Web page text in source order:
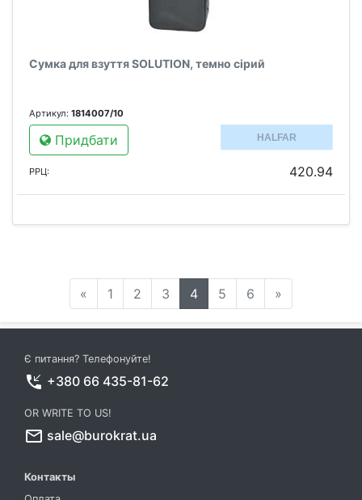
Сумка для взуття SOLUTION, темно сірий
Артикул: 1814007/10
Придбати
РРЦ: 420.94
« 1 2 3 4 5 6 »
Є питання? Телефонуйте!
phone_callback +380 66 435-81-62
OR WRITE TO US!
mail_outline sale@burokrat.ua
Контакты